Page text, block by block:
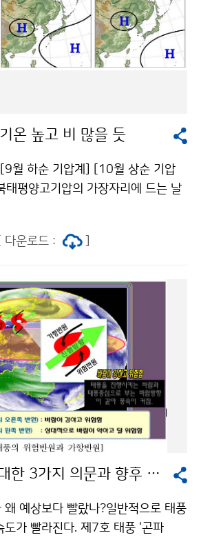
온 높고 비 많을 듯
월 하순 기압계] [10월 상순 기압
평양고기압의 가장자리에 드는 날
국 내륙에서 접근하는 이동성고기
보다 많겠으나 지역차가 크겠다. 10월
압의 영향을 주로 받겠다. 기온은 평
교차가 큰 날이 많겠으며 남쪽을 지
으로 강수량은 평년과 비슷하겠다.
9월 중순 평년(14~23℃)보다 높겠
다 많겠음 9월 하순 평년(12~2
(22~66㎜)보다 많겠음 10월 상순
슷하겠음 평년(11~42㎜)과 비슷하
월(8.1～8.31) 전국의 평균기온은 2
23.8℃로 평년보다 각각 1.4℃, 2.
강수일수는 18.7일로 평년보다
: 기후예측과 김지영 02-2181-047
[ 다운로드 :
태풍 곤파스에 대한 3가지 의문과 향후 태풍발생 전망
예상보다 빨랐나?일반적으로 태풍
가 빨라진다. 제7호 태풍 ‘곤파